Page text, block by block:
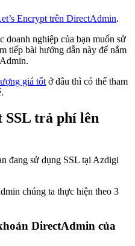
Encrypt trên DirectAdmin.
doanh nghiệp của bạn muốn sử
tiếp bài hướng dẫn này để nắm
giá tốt ở đâu thì có thể tham
SSL trả phí lên
đang sử dụng SSL tại Azdigi
chúng ta thực hiện theo 3
DirectAdmin của